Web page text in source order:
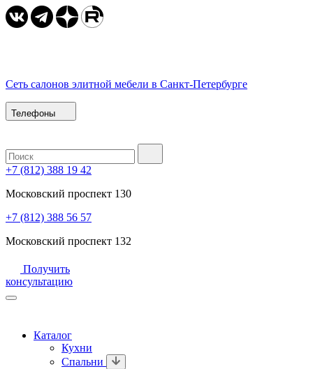
Сеть салонов элитной мебели в Санкт-Петербурге
Телефоны
+7 (812) 388 19 42
Московский проспект 130
+7 (812) 388 56 57
Московский проспект 132
Получить
консультацию
Каталог
Кухни
Спальни